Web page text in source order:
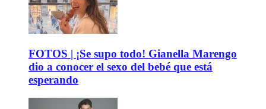
FOTOS | ¡Se supo todo! Gianella Marengo
dio a conocer el sexo del bebé que está
esperando